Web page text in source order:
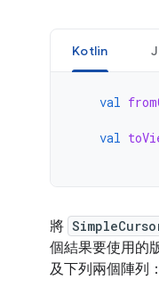
Kotlin
val
val
將
個結果要使用的
及下列兩個陣列：